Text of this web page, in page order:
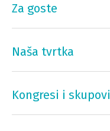
Za goste
Naša tvrtka
Kongresi i skupovi